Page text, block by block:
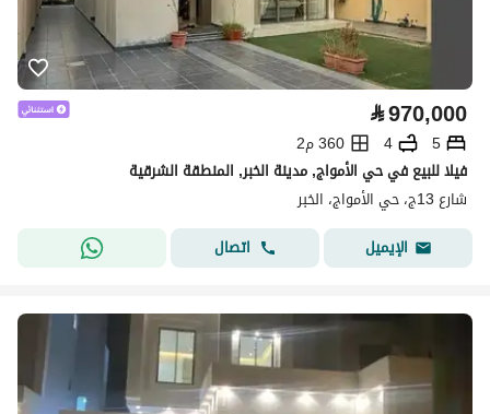
⃁970,000
5
4
360 م2
فيلا للبيع في حي الأمواج, مدينة الخبر, المنطقة الشرقية
شارع 13ج، حي الأمواج، الخبر
الإيميل
اتصال